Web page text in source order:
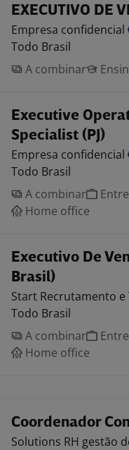
EXECUTIVO DE
Empresa confidencial
Todo Brasil
A combinar
Executive
Specialist (PJ)
Empresa confidencial
Todo Brasil
A combinar
Home office
Executivo De
Brasil)
Start Recrutamento
Todo Brasil
A combinar
Home office
Coordenador
Solutions RH gestão